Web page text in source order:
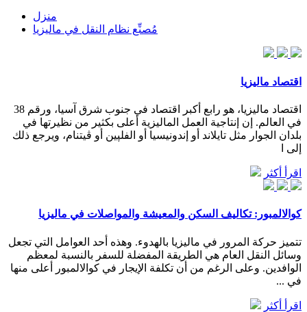
منزل
مُصنِّع نظام النقل في ماليزيا
اقتصاد ماليزيا
اقتصاد ماليزيا، هو رابع أكبر اقتصاد في جنوب شرق آسيا، ورقم 38
في العالم. إن إنتاجية العمل الماليزية أعلى بكثير من نظيرتها في
بلدان الجوار مثل تايلاند أو إندونيسيا أو الفلپين أو ڤيتنام، ويرجع ذلك
إلى ا
اقرأ أكثر
كوالالمبور: تكاليف السكن والمعيشة والمواصلات في ماليزيا
تتميز حركة المرور في ماليزيا بالهدوء. وهذه أحد العوامل التي تجعل
وسائل النقل العام هي الطريقة المفضلة للسفر بالنسبة لمعظم
الوافدين. وعلى الرغم من أن تكلفة الإيجار في كوالالمبور أعلى منها
في ...
اقرأ أكثر